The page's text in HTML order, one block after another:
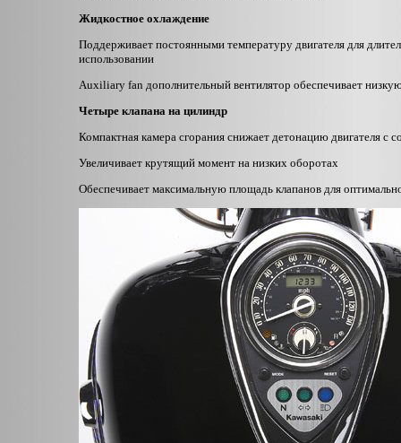
Жидкостное охлаждение
Поддерживает постоянными температуру двигателя для
использовании
Auxiliary fan дополнительный вентилятор обеспечивает
Четыре клапана на цилиндр
Компактная камера сгорания снижает детонацию двигателя с
Увеличивает крутящий момент на низких оборотах
Обеспечивает максимальную площадь клапанов для